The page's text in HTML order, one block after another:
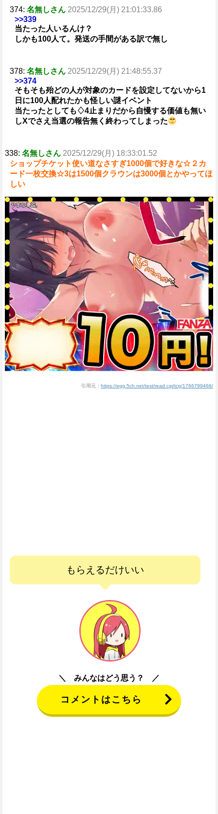
374: 名無しさん 2025/12/29(月) 21:01:33.86
>>339
当たった人いるんけ？
しかも100人て。発送の手間がある訳で無し
378: 名無しさん 2025/12/29(月) 21:48:55.37
>>374
そもそも殆どの人が対象のカードを設定してないから1
日に100人配れたかも怪しい謎イベント
当たったとしても♢4止まりだから自慢する価値も無い
しXでさえ当選の報告無く終わってしまった
338: 名無しさん 2025/12/29(月) 18:33:01.52
ショップチケット使い道なさすぎ1000個で好きな☆２カ
ード一枚交換☆3は1500個クラウンは3000個とかやってほ
しい
引用元： https://egg.5ch.net/test/read.cgi/tcg/1766799466/
もらえるだけいい
みんなはどう思う？
コメントはこちら